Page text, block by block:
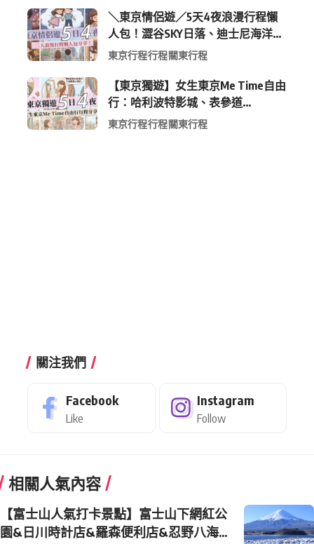
＼東京情侶遊／5天4夜浪漫行程懶
人包！澀谷SKY日落、迪士尼海洋、
中目黑高質感咖啡廳全收錄
東京行程行程關東行程
【東京獨遊】女生東京Me Time自由
行：哈利波特影城、表參道
Shopping 與下北澤尋寶5日4夜慢活
東京行程行程關東行程
關注我們
Facebook
Like
Instagram
Follow
相關人氣內容
【富士山人氣打卡景點】富士山下網紅公
園&日川時計店&羅森便利店&忍野八海＆